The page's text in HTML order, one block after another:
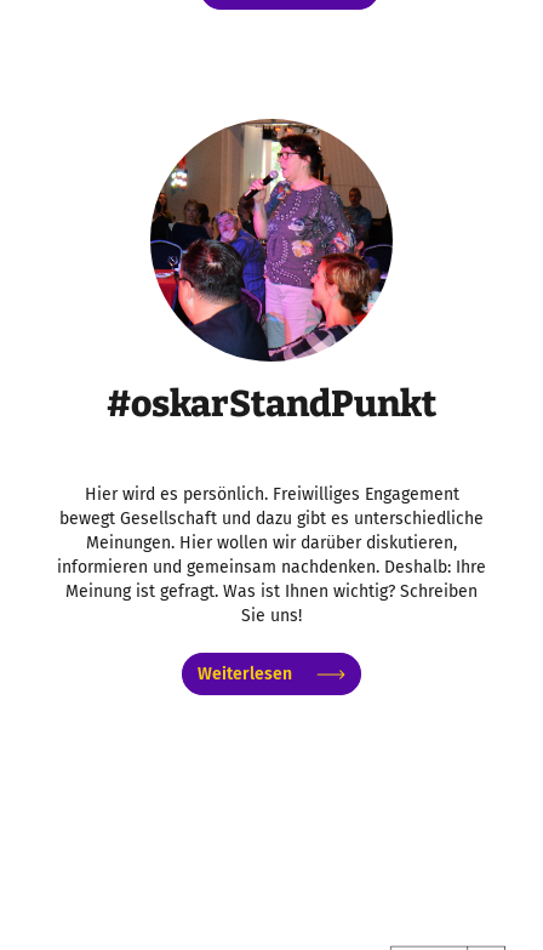
#oskarStandPunkt
Hier wird es persönlich. Freiwilliges Engagement
bewegt Gesellschaft und dazu gibt es unterschiedliche
Meinungen. Hier wollen wir darüber diskutieren,
informieren und gemeinsam nachdenken. Deshalb: Ihre
Meinung ist gefragt. Was ist Ihnen wichtig? Schreiben
Sie uns!
Weiterlesen